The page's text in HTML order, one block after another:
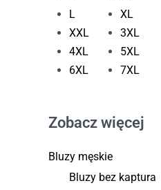
L
XL
XXL
3XL
4XL
5XL
6XL
7XL
Zobacz więcej
Bluzy męskie
Bluzy bez kaptura